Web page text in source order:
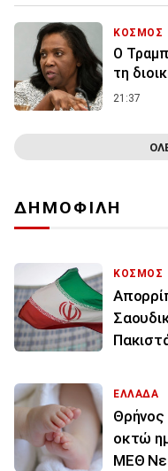
ΚΟΣΜΟΣ
Ο Τραμπ
τη
21:37
ΔΗΜΟΦΙΛΗ
ΚΟΣΜΟΣ
ΕΛΛΑΔΑ
Θρήνος
οκτώ
ΜΕΘ